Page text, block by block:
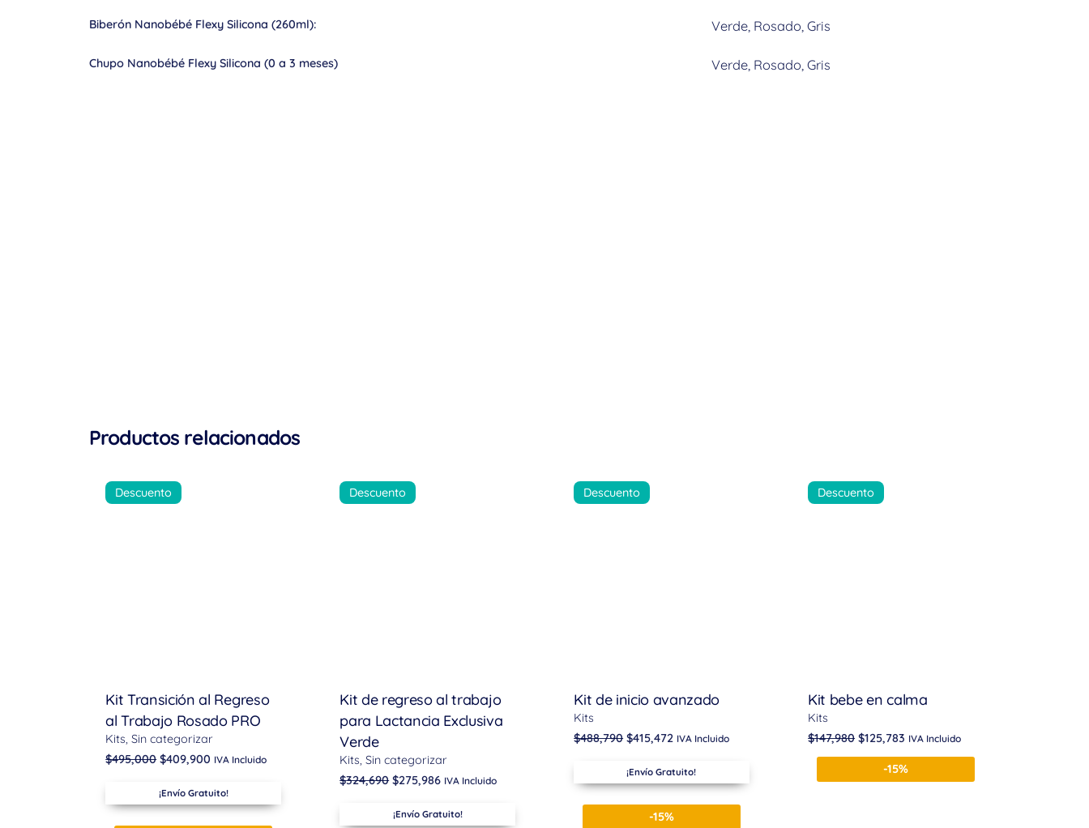
Biberón Nanobébé Flexy Silicona (260ml): Verde, Rosado, Gris
Chupo Nanobébé Flexy Silicona (0 a 3 meses) Verde, Rosado, Gris
Productos relacionados
Descuento
Kit Transición al Regreso
al Trabajo Rosado PRO
Kits Sin categorizar
$495,000 $409,900 IVA Incluido
¡Envío Gratuito!
Descuento
Kit de regreso al trabajo
para Lactancia Exclusiva
Verde
Kits Sin categorizar
$324,690 $275,986 IVA Incluido
¡Envío Gratuito!
Descuento
Kit de inicio avanzado
Kits
$488,790 $415,472 IVA Incluido
¡Envío Gratuito!
-15%
Descuento
Kit bebe en calma
Kits
$147,980 $125,783 IVA Incluido
-15%